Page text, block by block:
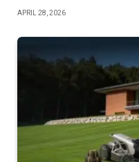
APRIL 28, 2026